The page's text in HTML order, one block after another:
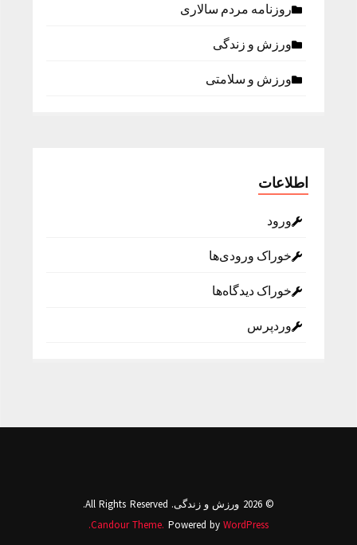
روزنامه مردم سالاری
ورزش و زندگی
ورزش و سلامتی
اطلاعات
ورود
خوراک ورودی‌ها
خوراک دیدگاه‌ها
وردپرس
© 2026 ورزش و زندگی. All Rights Reserved.
Candour Theme. Powered byWordPress.